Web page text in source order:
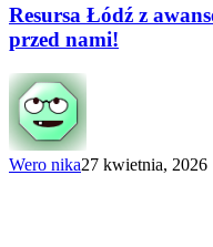
z awansem
–
nowy
rozdział
przed nami!
Resursa Łódź z
przed nami!
Wero nika27 kwietnia, 2026